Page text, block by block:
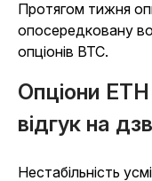
Протягом тижня
опосередковану
опціонів BTC.
Опціони
відгук на
Нестабільність